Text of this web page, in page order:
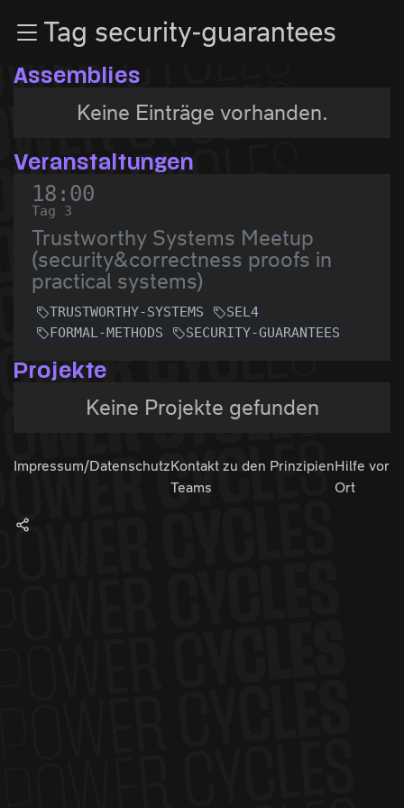
Zum InhaltTag security-guarantees
Assemblies
Keine Einträge vorhanden.
Veranstaltungen
18:00
Tag 3
Trustworthy Systems Meetup
(security&correctness proofs in
practical systems)
TRUSTWORTHY-SYSTEMS
SEL4
FORMAL-METHODS
SECURITY-GUARANTEES
Projekte
Keine Projekte gefunden
Impressum/DatenschutzKontakt zu den
Teams
PrinzipienHilfe vor
Ort